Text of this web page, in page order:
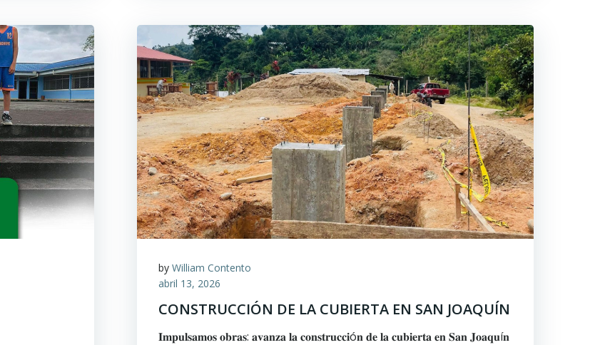
by William Contento
abril 13, 2026
CONSTRUCCIÓN DE LA CUBIERTA EN SAN JOAQUÍN
𝐈𝐦𝐩𝐮𝐥𝐬𝐚𝐦𝐨𝐬 𝐨𝐛𝐫𝐚𝐬: 𝐚𝐯𝐚𝐧𝐳𝐚 𝐥𝐚 𝐜𝐨𝐧𝐬𝐭𝐫𝐮𝐜𝐜𝐢ó𝐧 𝐝𝐞 𝐥𝐚 𝐜𝐮𝐛𝐢𝐞𝐫𝐭𝐚 𝐞𝐧 𝐒𝐚𝐧 𝐉𝐨𝐚𝐪𝐮í𝐧